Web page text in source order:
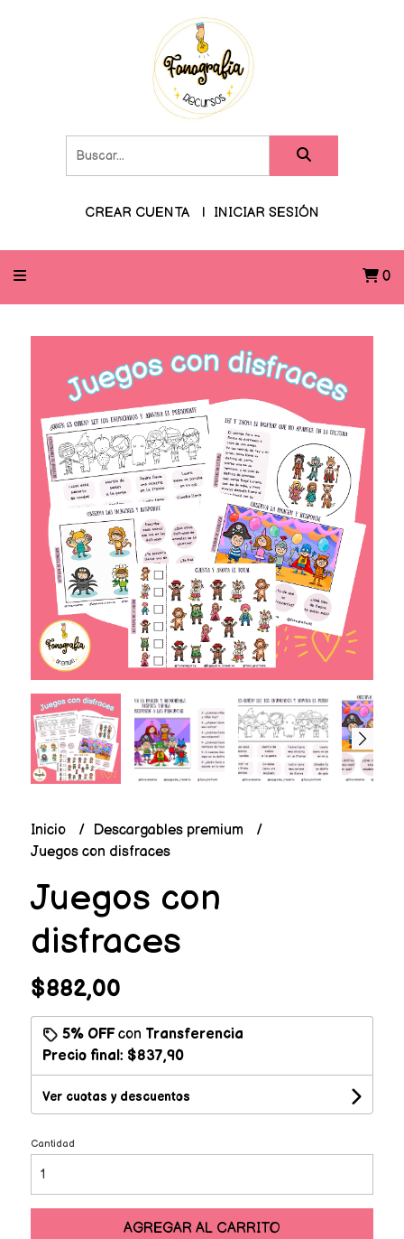
CREAR CUENTA INICIAR SESIÓN
0
Inicio
Descargables premium
Juegos con disfraces
Juegos con
disfraces
$882,00
5% OFFcon Transferencia
Precio final: $837,90
Ver cuotas y descuentos
Cantidad
AGREGAR AL CARRITO